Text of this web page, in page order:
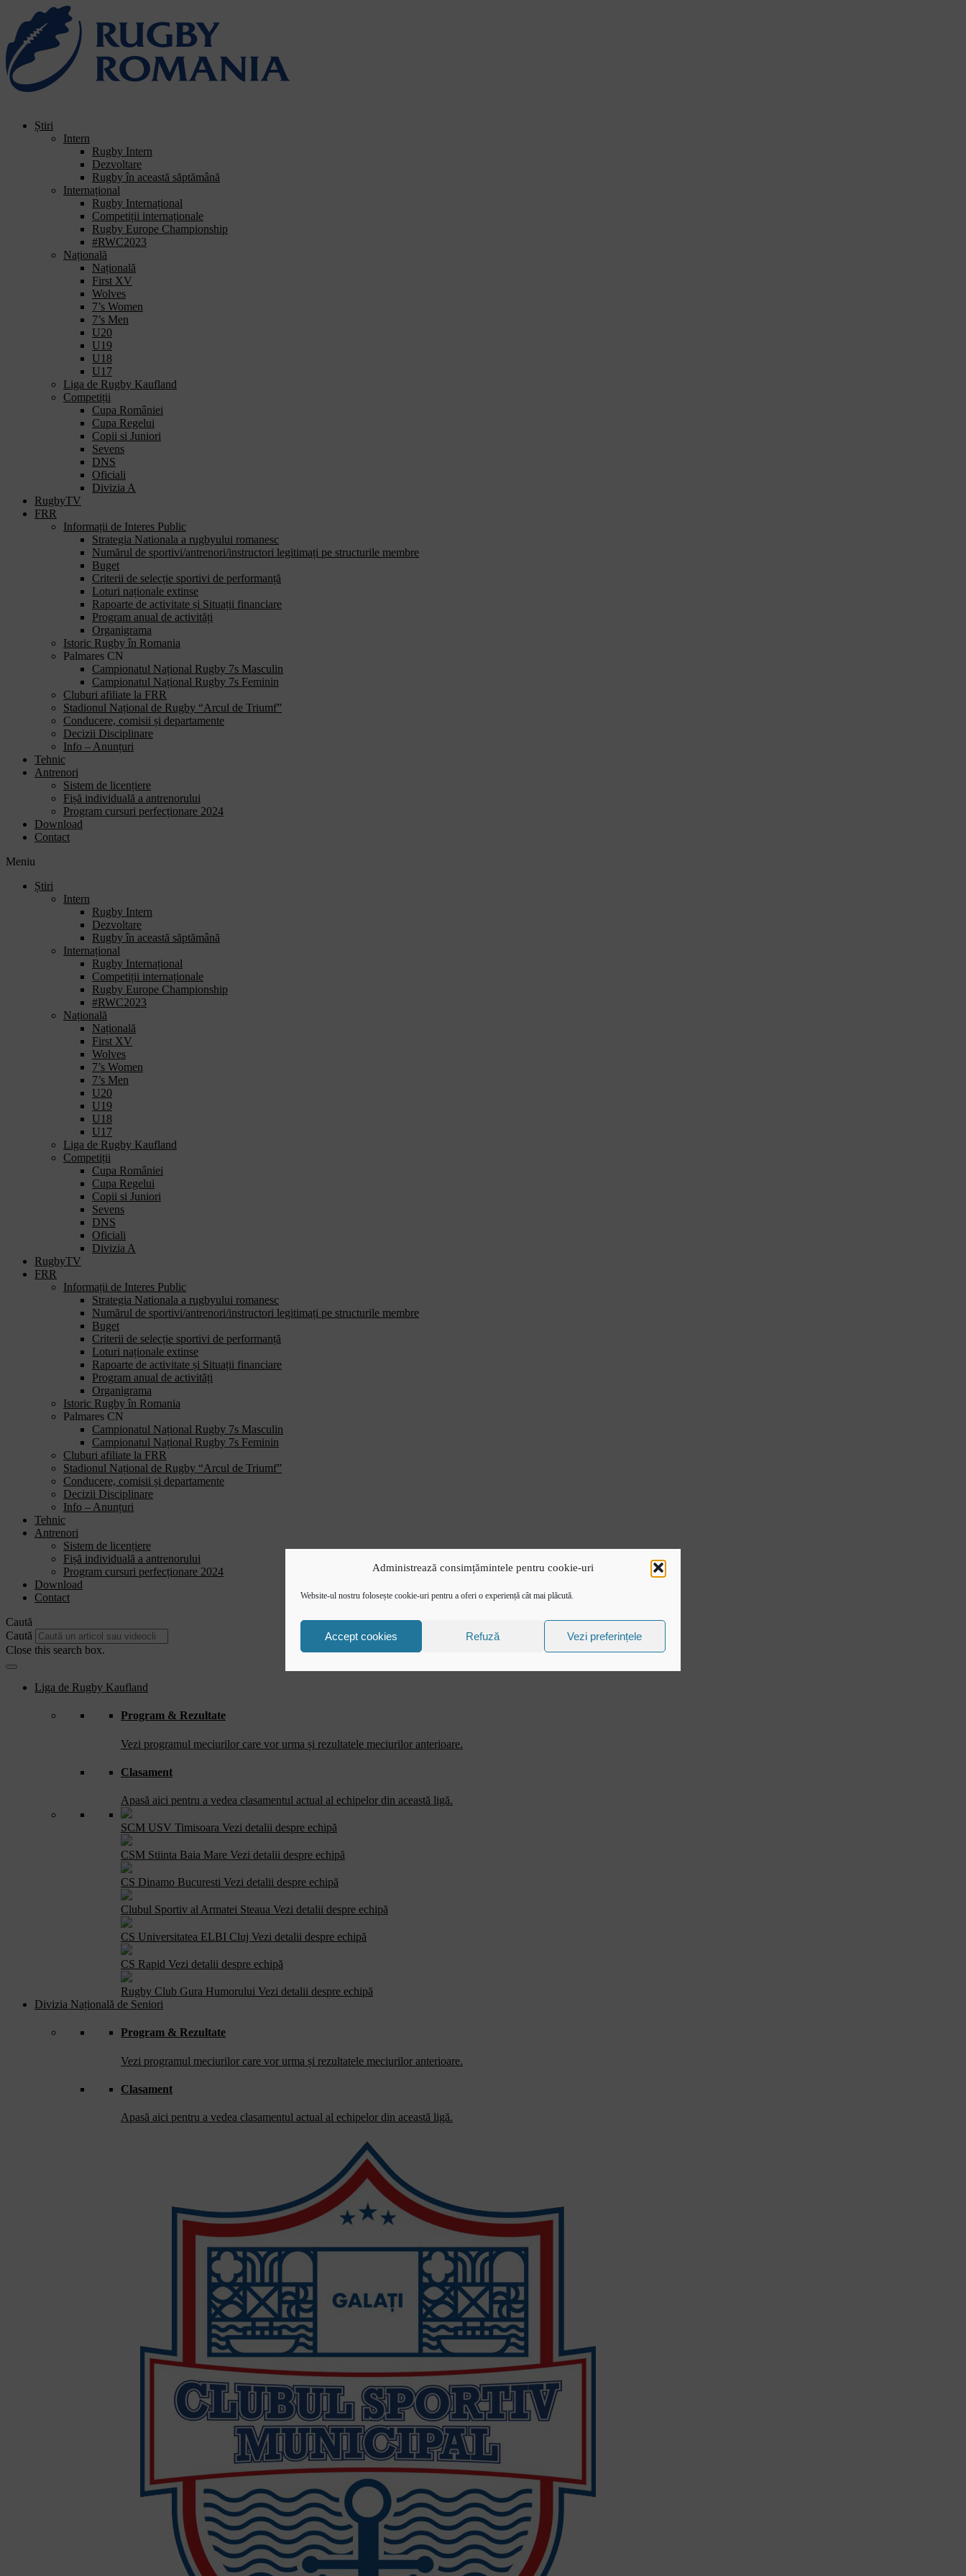
venit
cititorul
de
ecran
All
Accessibility
Accessibility,
interacționați
Administrează consimțămintele pentru cookie-uri
Website-ul nostru folosește cookie-uri pentru a oferi o experiență cât mai plăcută.
Accept cookies Refuză Vezi preferințele
Știri
Intern
Rugby Intern
Dezvoltare
Rugby în această săptămână
Internațional
Rugby Internațional
Competiții internaționale
Rugby Europe Championship
#RWC2023
Națională
Națională
First XV
Wolves
7’s Women
7’s Men
U20
U19
U18
U17
Liga de Rugby Kaufland
Competiții
Cupa României
Cupa Regelui
Copii si Juniori
Sevens
DNS
Oficiali
Divizia A
RugbyTV
FRR
Informații de Interes Public
Strategia Nationala a rugbyului romanesc
Numărul de sportivi/antrenori/instructori legitimați pe structurile membre
Buget
Criterii de selecție sportivi de performanță
Loturi naționale extinse
Rapoarte de activitate și Situații financiare
Program anual de activități
Organigrama
Istoric Rugby în Romania
Palmares CN
Campionatul Național Rugby 7s Masculin
Campionatul Național Rugby 7s Feminin
Cluburi afiliate la FRR
Stadionul Național de Rugby “Arcul de Triumf”
Conducere, comisii și departamente
Decizii Disciplinare
Info – Anunțuri
Tehnic
Antrenori
Sistem de licențiere
Fișă individuală a antrenorului
Program cursuri perfecționare 2024
Download
Contact
Meniu
Știri
Intern
Rugby Intern
Dezvoltare
Rugby în această săptămână
Internațional
Rugby Internațional
Competiții internaționale
Rugby Europe Championship
#RWC2023
Națională
Națională
First XV
Wolves
7’s Women
7’s Men
U20
U19
U18
U17
Liga de Rugby Kaufland
Competiții
Cupa României
Cupa Regelui
Copii si Juniori
Sevens
DNS
Oficiali
Divizia A
RugbyTV
FRR
Informații de Interes Public
Strategia Nationala a rugbyului romanesc
Numărul de sportivi/antrenori/instructori legitimați pe structurile membre
Buget
Criterii de selecție sportivi de performanță
Loturi naționale extinse
Rapoarte de activitate și Situații financiare
Program anual de activități
Organigrama
Istoric Rugby în Romania
Palmares CN
Campionatul Național Rugby 7s Masculin
Campionatul Național Rugby 7s Feminin
Cluburi afiliate la FRR
Stadionul Național de Rugby “Arcul de Triumf”
Conducere, comisii și departamente
Decizii Disciplinare
Info – Anunțuri
Tehnic
Antrenori
Sistem de licențiere
Fișă individuală a antrenorului
Program cursuri perfecționare 2024
Download
Contact
Caută
Caută
Close this search box.
Liga de Rugby Kaufland
Program & Rezultate
Vezi programul meciurilor care vor urma și rezultatele meciurilor anterioare.
Clasament
Apasă aici pentru a vedea clasamentul actual al echipelor din această ligă.
SCM USV Timisoara Vezi detalii despre echipă
CSM Stiinta Baia Mare Vezi detalii despre echipă
CS Dinamo Bucuresti Vezi detalii despre echipă
Clubul Sportiv al Armatei Steaua Vezi detalii despre echipă
CS Universitatea ELBI Cluj Vezi detalii despre echipă
CS Rapid Vezi detalii despre echipă
Rugby Club Gura Humorului Vezi detalii despre echipă
Divizia Națională de Seniori
Program & Rezultate
Vezi programul meciurilor care vor urma și rezultatele meciurilor anterioare.
Clasament
Apasă aici pentru a vedea clasamentul actual al echipelor din această ligă.